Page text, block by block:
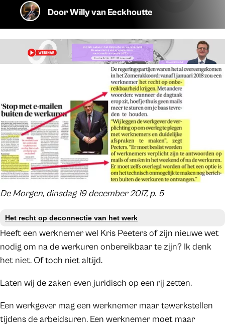
DoorWilly van Eeckhoutte
De Morgen, dinsdag 19 december 2017, p. 5
Het recht op deconnectie van het werk
Heeft een werknemer wel Kris Peeters of zijn nieuwe wet
nodig om na de werkuren onbereikbaar te zijn? Ik denk
het niet. Of toch niet altijd.
Laten wij de zaken even juridisch op een rij zetten.
Een werkgever mag een werknemer maar tewerkstellen
tijdens de arbeidsuren. Een werknemer moet maar